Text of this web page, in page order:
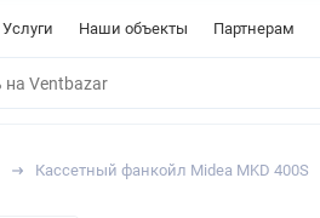
Услуги Наши объекты Партнерам
Кассетный фанкойл Midea MKD 400S